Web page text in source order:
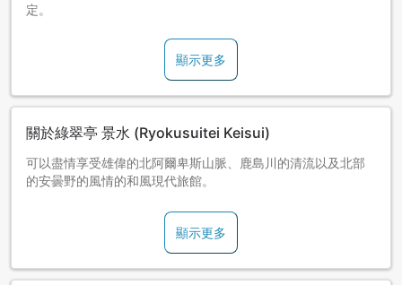
定。
顯示更多
關於綠翠亭 景水 (Ryokusuitei Keisui)
可以盡情享受雄偉的北阿爾卑斯山脈、鹿島川的清流以及北部
的安曇野的風情的和風現代旅館。
顯示更多